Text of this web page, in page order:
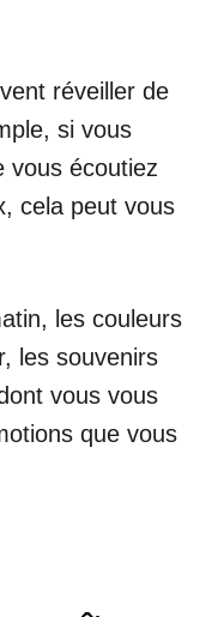
réveiller de
si vous
vous écoutiez
cela peut vous
les couleurs
les souvenirs
vous vous
que vous